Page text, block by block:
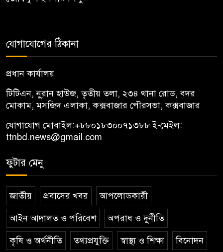
যোগাযোগের ঠিকানা
প্রধান কার্যালয়
টিটিএন, নু্রান হাউজ, তৃতীয় তলা, ২৩৪ থানা রোড, বদর
মোকাম, মসজিদ এলাকা, কক্সবাজার পৌরসভা, কক্সবাজার
যোগাযোগ মোবাইল:+৮৮০১৮৩০০৭১৩৮৮ই-মেইল:
ttnbd.news@gmail.com
ফুটার মেনু
জাতীয় প্রবাসের খবর আপলোডকারী
আইন আদালত ও পরিবেশ অপরাধ ও দুর্নীতি
কৃষি ও অর্থনীতি তথ্যপ্রযুক্তি স্বাস্থ্য ও শিক্ষা বিনোদন